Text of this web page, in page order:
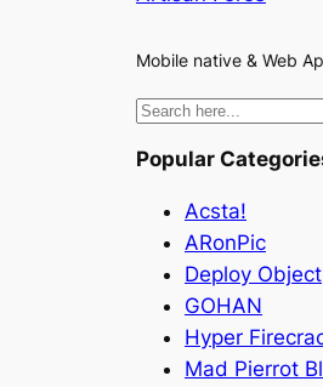
Mobile native & Web
検
Popular
Acsta!
ARonPic
Deploy Object
GOHAN
Hyper
Mad Pierrot